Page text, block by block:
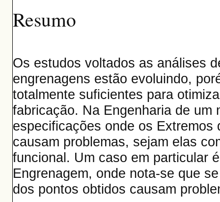
Resumo
Os estudos voltados as análises
engrenagens estão evoluindo,
totalmente suficientes para
fabricação. Na Engenharia de um
especificações onde os
causam problemas, sejam elas
funcional. Um caso em particular
Engrenagem, onde nota-se que
dos pontos obtidos causam